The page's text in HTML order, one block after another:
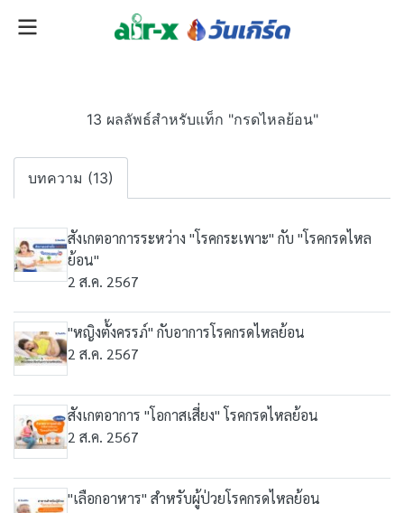
13 ผลลัพธ์สำหรับแท็ก "กรดไหลย้อน"
บทความ (13)
สังเกตอาการระหว่าง "โรคกระเพาะ" กับ "โรคกรดไหล
ย้อน"
2 ส.ค. 2567
"หญิงตั้งครรภ์" กับอาการโรคกรดไหลย้อน
2 ส.ค. 2567
สังเกตอาการ "โอกาสเสี่ยง" โรคกรดไหลย้อน
2 ส.ค. 2567
"เลือกอาหาร" สำหรับผู้ป่วยโรคกรดไหลย้อน